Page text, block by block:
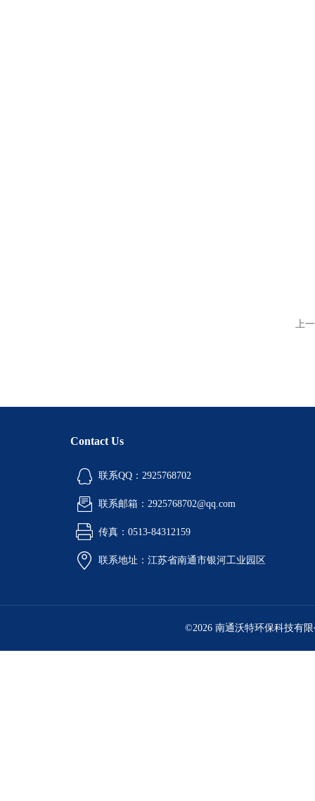
上
Contact Us
联系QQ：2925768702
联系邮箱：2925768702@qq.com
传真：0513-84312159
联系地址：江苏省南通市银河工业园区
©2026 南通沃特环保科技有